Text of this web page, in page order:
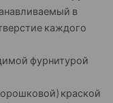
в
каждого
фурнитурой
краской